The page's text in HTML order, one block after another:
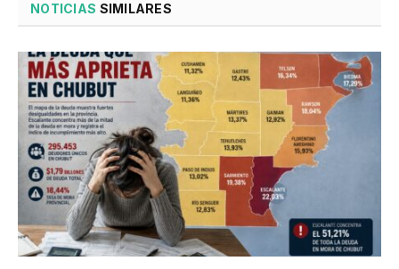
NOTICIAS SIMILARES